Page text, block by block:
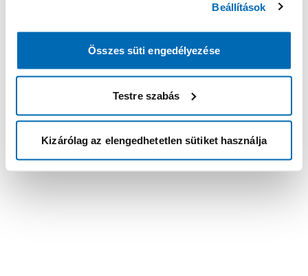
Beállítások
Összes süti engedélyezése
Testre szabás
Kizárólag az elengedhetetlen sütiket használja